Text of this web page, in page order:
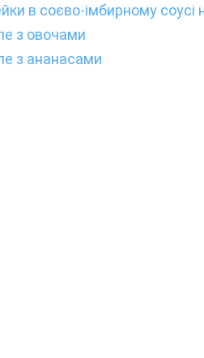
в соєво-імбирному соусі
з овочами
з ананасами